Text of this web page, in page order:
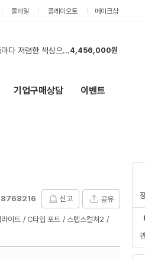
몰테일 플레이오토 메이크샵
편집디자이너 컴퓨터 견적 요청 1,784,000원
적
754,000원
각 제품마다 저렴한 색상으로 맞춰주시고 24개월 무이자할부 되시는분 꼼꼼하게 검수해주실분 해주세4,456,000원
기업구매상담 이벤트
신고 공유
이트 C타입 포트
스텝스컬쳐2